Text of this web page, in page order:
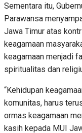
Sementara itu,
Parawansa
Jawa Timur atas
keagamaan
keagamaan menjadi
spiritualitas dan
“Kehidupan
komunitas, harus
ormas keagamaan
kasih kepada MUI